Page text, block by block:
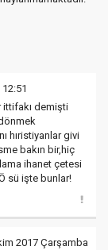
ittifakı demişti
hıristiyanlar givi
bakın bir,hiç
ihanet çetesi
sü işte bunlar!
2017 Çarşamba